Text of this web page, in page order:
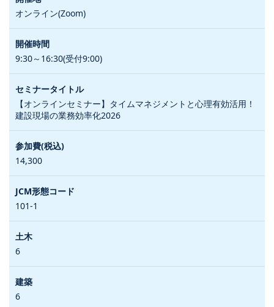
オンライン(Zoom)
9:30～16:30(受付9:00)
【オンラインセミナー】タイムマネジメントと心理有効活用！
建設現場の業務効率化2026
14,300
101-1
6
6